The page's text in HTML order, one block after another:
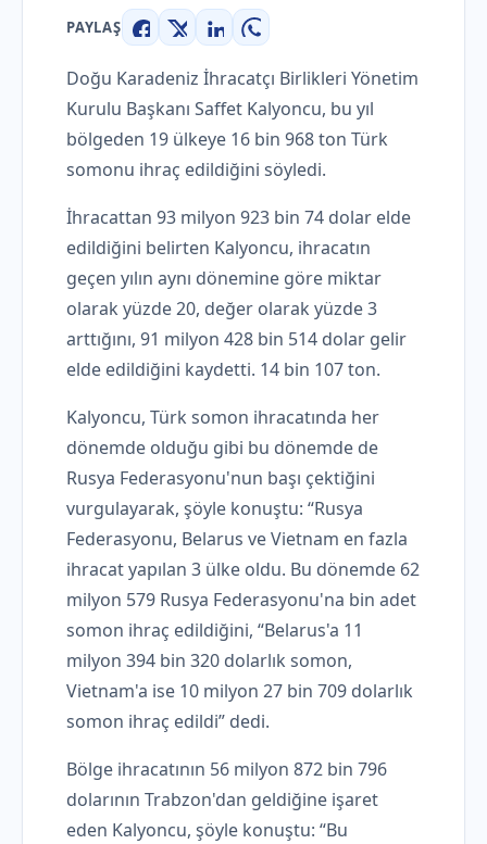
PAYLAŞ
Facebook
X LinkedInWhatsApp
Doğu Karadeniz İhracatçı Birlikleri Yönetim
Kurulu Başkanı Saffet Kalyoncu, bu yıl
bölgeden 19 ülkeye 16 bin 968 ton Türk
somonu ihraç edildiğini söyledi.
İhracattan 93 milyon 923 bin 74 dolar elde
edildiğini belirten Kalyoncu, ihracatın
geçen yılın aynı dönemine göre miktar
olarak yüzde 20, değer olarak yüzde 3
arttığını, 91 milyon 428 bin 514 dolar gelir
elde edildiğini kaydetti. 14 bin 107 ton.
Kalyoncu, Türk somon ihracatında her
dönemde olduğu gibi bu dönemde de
Rusya Federasyonu'nun başı çektiğini
vurgulayarak, şöyle konuştu: “Rusya
Federasyonu, Belarus ve Vietnam en fazla
ihracat yapılan 3 ülke oldu. Bu dönemde 62
milyon 579 Rusya Federasyonu'na bin adet
somon ihraç edildiğini, “Belarus'a 11
milyon 394 bin 320 dolarlık somon,
Vietnam'a ise 10 milyon 27 bin 709 dolarlık
somon ihraç edildi” dedi.
Bölge ihracatının 56 milyon 872 bin 796
dolarının Trabzon'dan geldiğine işaret
eden Kalyoncu, şöyle konuştu: “Bu